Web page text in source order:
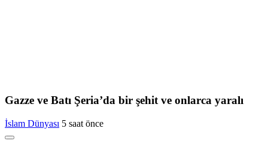
Gazze ve Batı Şeria’da bir şehit ve onlarca yaralı
İslam Dünyası 5 saat önce